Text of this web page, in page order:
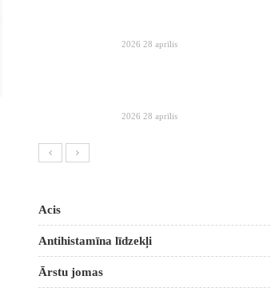
2026 28 aprīlis
2026 28 aprīlis
Acis
Antihistamīna līdzekļi
Ārstu jomas